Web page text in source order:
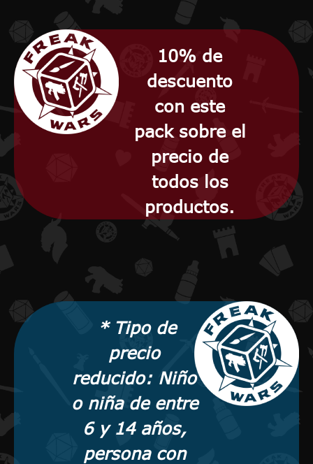
10% de
descuento
con este
pack sobre el
precio de
todos los
productos.
* Tipo de
precio
reducido: Niño
o niña de entre
6 y 14 años,
persona con